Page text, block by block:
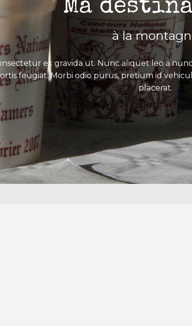
Ma
à la
ex gravida ut. Nunc aliquet leo a
feugiat. Morbi odio purus, pretium id
placerat.
aux